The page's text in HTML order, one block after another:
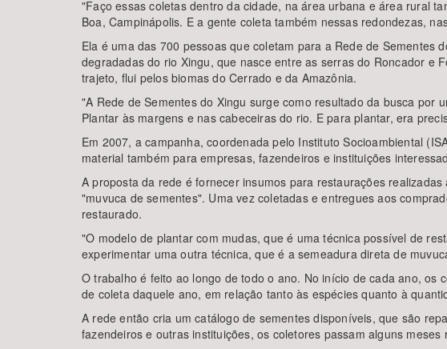
"Faço essas coletas dentro da cidade, na área urbana e área rural
Boa, Campinápolis. E a gente coleta também nessas redondezas,
Ela é uma das 700 pessoas que coletam para a Rede de
degradadas do rio Xingu, que nasce entre as serras do Roncador e
trajeto, flui pelos biomas do Cerrado e da Amazônia.
"A Rede de Sementes do Xingu surge como resultado da busca
Plantar às margens e nas cabeceiras do rio. E para plantar, era
Em 2007, a campanha, coordenada pelo Instituto Socioambiental
material também para empresas, fazendeiros e instituições
A proposta da rede é fornecer insumos para restaurações
"muvuca de sementes". Uma vez coletadas e entregues aos
restaurado.
"O modelo de plantar com mudas, que é uma técnica possível de
experimentar uma outra técnica, que é a semeadura direta de
O trabalho é feito ao longo de todo o ano. No início de cada ano,
de coleta daquele ano, em relação tanto às espécies quanto à
A rede então cria um catálogo de sementes disponíveis, que são
fazendeiros e outras instituições, os coletores passam alguns meses